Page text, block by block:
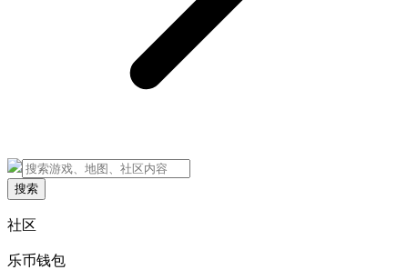
搜索
社区
乐币钱包